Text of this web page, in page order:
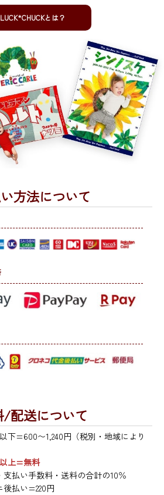
LUCK*CHUCKとは？
方法について
/配送について
下=600〜1,240円（税別・地域により
上=無料
支払い手数料・送料の合計の10％
払い=220円